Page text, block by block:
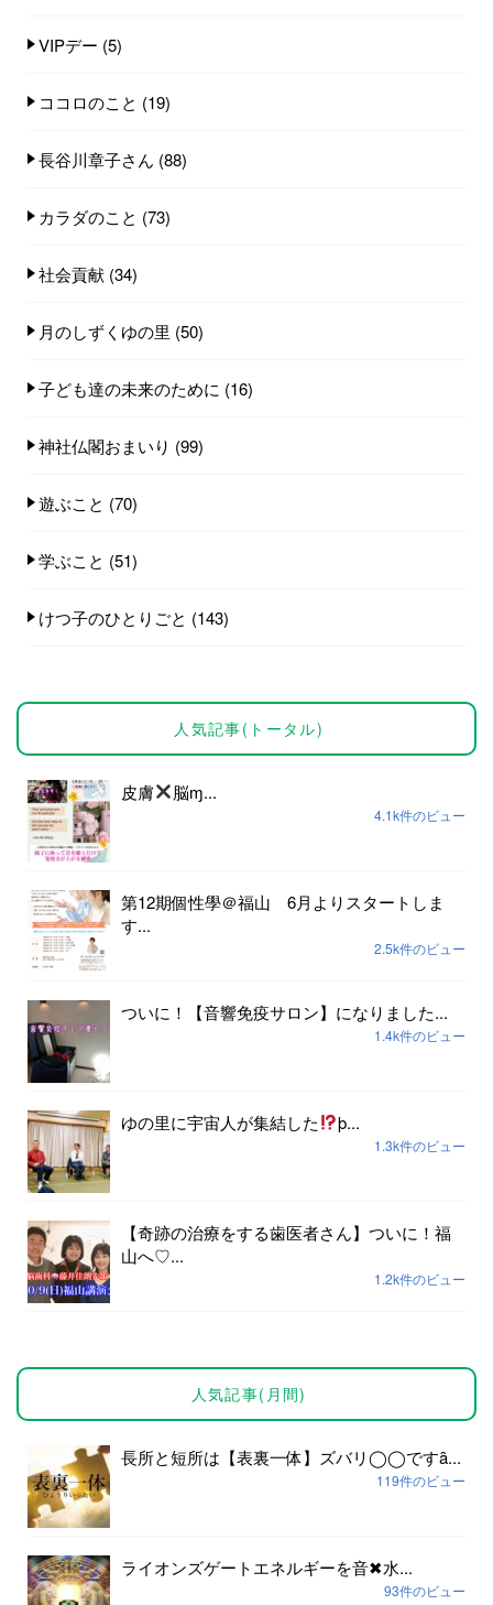
VIPデー (5)
ココロのこと (19)
長谷川章子さん (88)
カラダのこと (73)
社会貢献 (34)
月のしずくゆの里 (50)
子ども達の未来のために (16)
神社仏閣おまいり (99)
遊ぶこと (70)
学ぶこと (51)
けつ子のひとりごと (143)
人気記事(トータル)
皮膚 脳ɱ...
4.1k件のビュー
第12期個性學＠福山 6月よりスタートしま
す...
2.5k件のビュー
ついに！【音響免疫サロン】になりました...
1.4k件のビュー
ゆの里に宇宙人が集結した þ...
1.3k件のビュー
【奇跡の治療をする歯医者さん】ついに！福
山へ♡...
1.2k件のビュー
人気記事(月間)
長所と短所は【表裏一体】ズバリ◯◯ですȃ...
119件のビュー
ライオンズゲートエネルギーを音✖︎水...
93件のビュー